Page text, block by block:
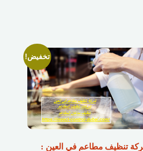
تخفيض!
تنظيف مطاعم في العين :